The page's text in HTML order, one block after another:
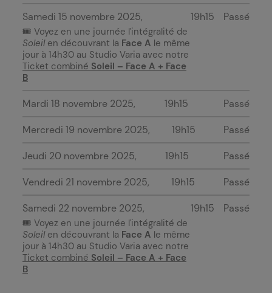
Samedi 15 novembre 2025
🎟️ Voyez en une journée l'intégralité de
Soleilen découvrant la Face A le même
jour à 14h30 au Studio Varia avec notre
Ticket combiné Soleil – Face A + Face
B
19h15 Passé
Mardi 18 novembre 2025 19h15 Passé
Mercredi 19 novembre 2025 19h15 Passé
Jeudi 20 novembre 2025 19h15 Passé
Vendredi 21 novembre 2025 19h15 Passé
Samedi 22 novembre 2025
🎟️ Voyez en une journée l'intégralité de
Soleilen découvrant la Face A le même
jour à 14h30 au Studio Varia avec notre
Ticket combiné Soleil – Face A + Face
B
19h15 Passé